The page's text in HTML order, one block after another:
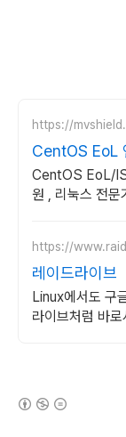
https://
CentOS EoL
CentOS EoL/
원 , 리눅스 전문
https://
레이드라이브
Linux에서도 구
라이브처럼 바로